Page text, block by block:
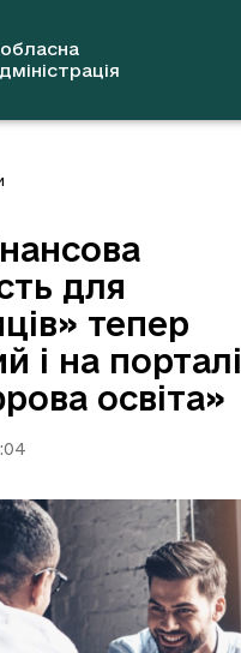
для
тепер
і на порталі
освіта»